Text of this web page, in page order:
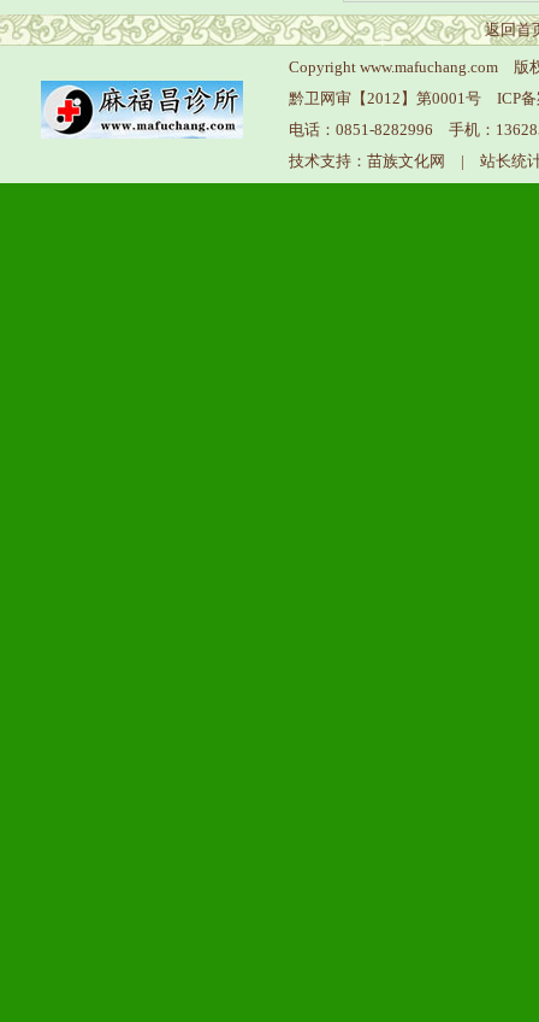
返回首
Copyright www.mafuchang.com 版
黔卫网审【2012】第0001号 ICP
电话：0851-8282996 手机：
技术支持：苗族文化网
| 站长统